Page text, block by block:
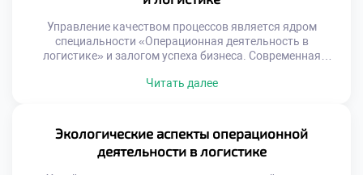
тему углубленно. Теоретические модели подкрепляются
Управление качеством процессов является ядром
специальности «Операционная деятельность в
логистике» и залогом успеха бизнеса. Современная
поставок. Высокие стандарты обслуживания формируют
ожиданиям клиента и стандартам. Это не просто
отсутствие брака, а предсказуемость каждого этапа
работы. Системный […]
Читать далее
Экологические аспекты операционной
деятельности в логистике